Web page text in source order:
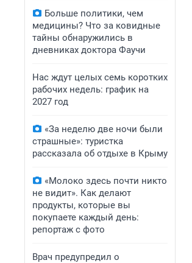
Больше политики, чем
медицины? Что за ковидные
тайны обнаружились в
дневниках доктора Фаучи
Нас ждут целых семь коротких
рабочих недель: график на
2027 год
«За неделю две ночи были
страшные»: туристка
рассказала об отдыхе в Крыму
«Молоко здесь почти никто
не видит». Как делают
продукты, которые вы
покупаете каждый день:
репортаж с фото
Врач предупредил о